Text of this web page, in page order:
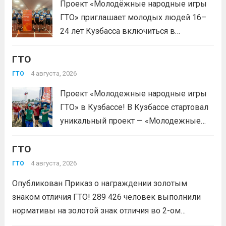
приходи на площадку. Возьми
документ, удостоверяющий личность,
удобную спортивную форму и воду. На
Проект «Молодёжные народные игры
ГТО» приглашает молодых людей 16–
24 лет Кузбасса включиться в
муниципальных и регионального
нормативы комплекса ГТО сочетаются
с народными играми, силовыми шоу и
инновационными надувными
ГТО
ГТО 4 августа, 2026
Проект «Молодежные народные игры
ГТО» в Кузбассе! В Кузбассе стартовал
уникальный проект — «Молодежные
молодежных проектов среди
1сезон»! Проект направлен на
популяризацию Всероссийского
физкультурно-спортивного комплекса
ГТО
ГТО 4 августа, 2026
Опубликован Приказ о награждении золотым
знаком отличия ГТО! 289 426 человек выполнили
нормативы на золотой знак отличия во 2-ом